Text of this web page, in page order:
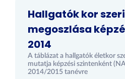
Hallgatók kor
megoszlása
2014
A táblázat a hallgatók életkor
mutatja képzési szintenként
2014/2015 tanévre